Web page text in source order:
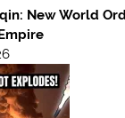
New World